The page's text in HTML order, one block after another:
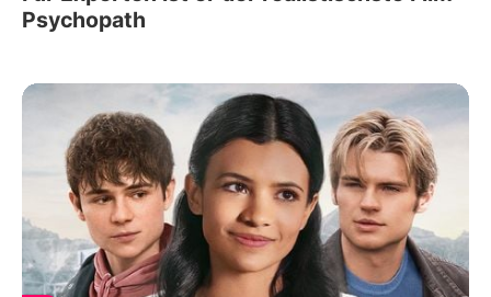
Psychopath